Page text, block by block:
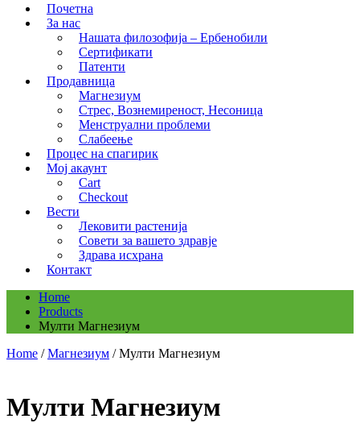
Почетна
За нас
Нашата филозофија – Ербенобили
Сертификати
Патенти
Продавница
Магнезиум
Стрес, Вознемиреност, Несоница
Менструални проблеми
Слабеење
Процес на спагирик
Мој акаунт
Cart
Checkout
Вести
Лековити растенија
Совети за вашето здравје
Здрава исхрана
Контакт
Home
Products
Мулти Магнезиум
Home /Магнезиум / Мулти Магнезиум
Мулти Магнезиум